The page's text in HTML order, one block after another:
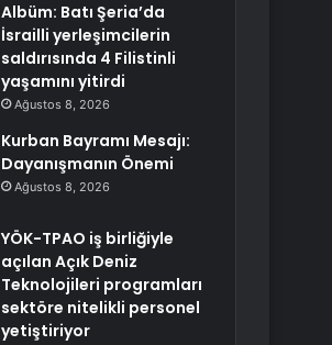
Albüm: Batı Şeria’da
İsrailli yerleşimcilerin
saldırısında 4 Filistinli
yaşamını yitirdi
Ağustos 8, 2026
Kurban Bayramı Mesajı:
Dayanışmanın Önemi
Ağustos 8, 2026
YÖK-TPAO iş birliğiyle
açılan Açık Deniz
Teknolojileri programları
sektöre nitelikli personel
yetiştiriyor